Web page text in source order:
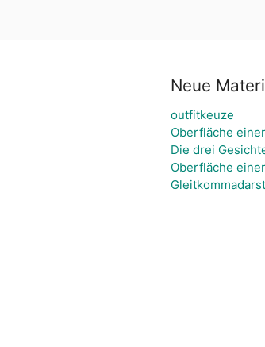
Neue
outfitkeuze
Oberfläche
Die drei
Oberfläche